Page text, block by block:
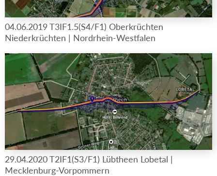
04.06.2019 T3IF1.5(S4/F1) Oberkrüchten
Niederkrüchten | Nordrhein-Westfalen
29.04.2020 T2IF1(S3/F1) Lübtheen Lobetal |
Mecklenburg-Vorpommern